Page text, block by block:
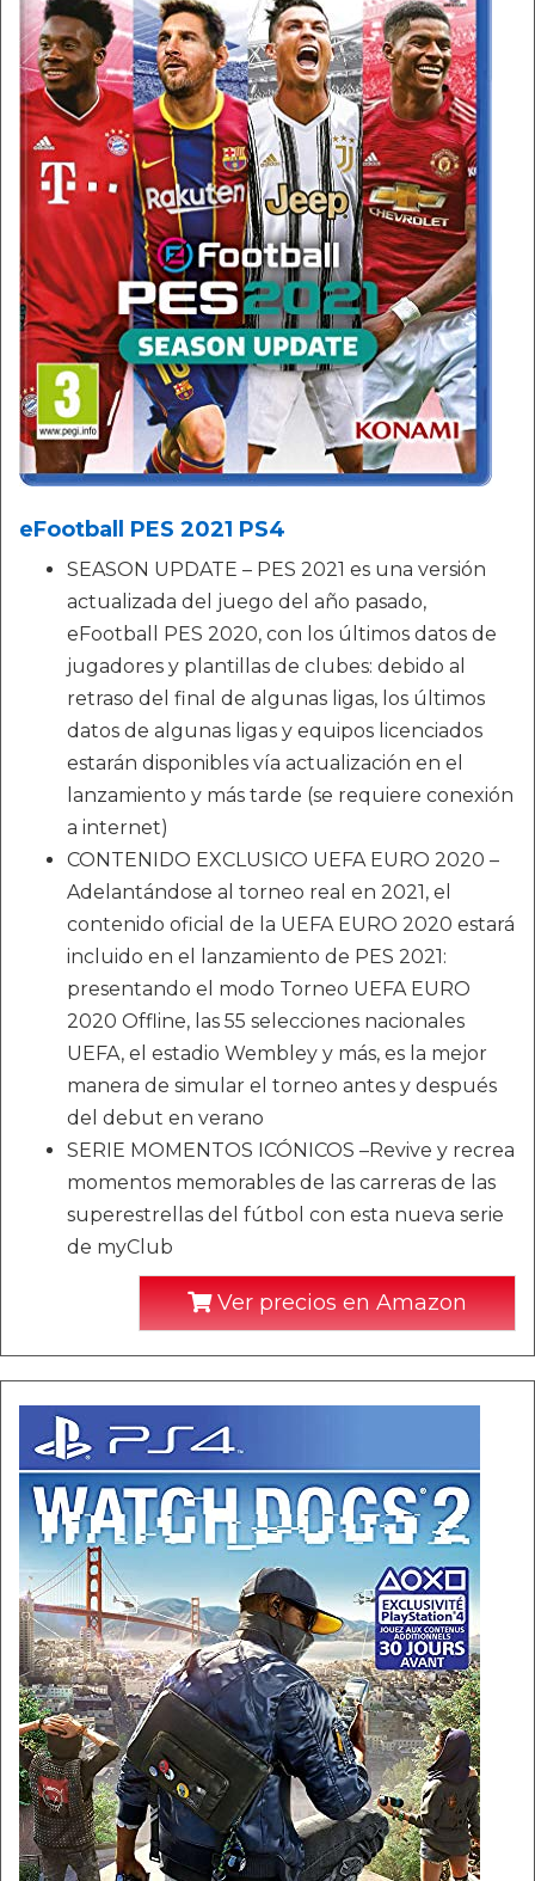
eFootball PES 2021 PS4
SEASON UPDATE – PES 2021 es una versión
actualizada del juego del año pasado,
eFootball PES 2020, con los últimos datos de
jugadores y plantillas de clubes: debido al
retraso del final de algunas ligas, los últimos
datos de algunas ligas y equipos licenciados
estarán disponibles vía actualización en el
lanzamiento y más tarde (se requiere conexión
a internet)
CONTENIDO EXCLUSICO UEFA EURO 2020 –
Adelantándose al torneo real en 2021, el
contenido oficial de la UEFA EURO 2020 estará
incluido en el lanzamiento de PES 2021:
presentando el modo Torneo UEFA EURO
2020 Offline, las 55 selecciones nacionales
UEFA, el estadio Wembley y más, es la mejor
manera de simular el torneo antes y después
del debut en verano
SERIE MOMENTOS ICÓNICOS –Revive y recrea
momentos memorables de las carreras de las
superestrellas del fútbol con esta nueva serie
de myClub
Ver precios en Amazon